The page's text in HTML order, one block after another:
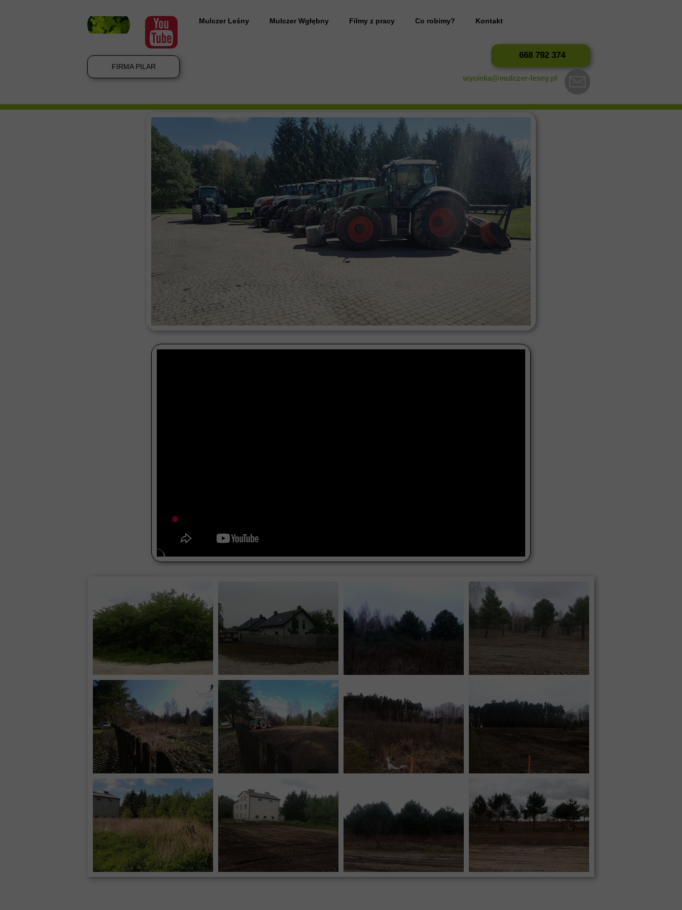
668 792 374
Mulczer Leśny
Wycinka drzew
Wycinka samosiejek
Wycinka drzew na działce
Koszenie zarośli
Karczowanie działki pod budowę domu
Mulczer Wgłębny
Likwidacja plantacji
Filmy z pracy Co robimy? Kontakt
FIRMA PILAR
wycinka@mulczer-lesny.pl